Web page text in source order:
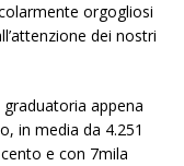
orgogliosi
dei nostri
appena
in media da 4.251
e con 7mila